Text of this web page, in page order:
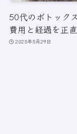
50代のボトック
費用と経過を正
2025年5月29日